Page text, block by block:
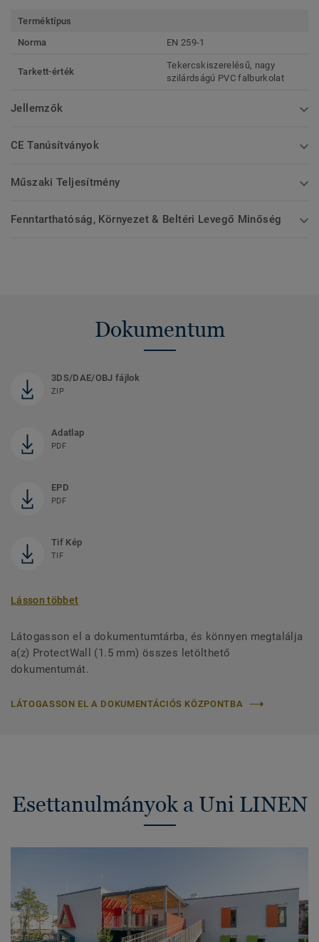
Terméktípus
Norma
EN 259-1
Tarkett-érték
Tekercskiszerelésű, nagy
szilárdságú PVC falburkolat
Jellemzők
CE Tanúsítványok
Műszaki Teljesítmény
Fenntarthatóság, Környezet & Beltéri Levegő Minőség
Dokumentum
3DS/DAE/OBJ fájlok
ZIP
Adatlap
PDF
EPD
PDF
Tif Kép
TIF
Lásson többet
Látogasson el a dokumentumtárba, és könnyen megtalálja
a(z) ProtectWall (1.5 mm) összes letölthető
dokumentumát.
LÁTOGASSON EL A DOKUMENTÁCIÓS KÖZPONTBA
Esettanulmányok a Uni LINEN